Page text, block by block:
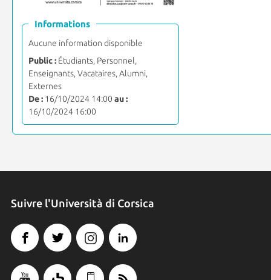
Informations
Aucune information disponible
Public :Étudiants, Personnel,
Enseignants, Vacataires, Alumni,
Externes
De :16/10/2024 14:00 au :
16/10/2024 16:00
Suivre l'Università di Corsica